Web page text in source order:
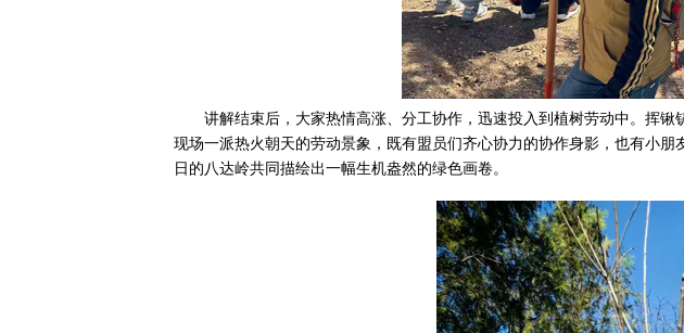
讲解结束后，大家热情高涨、分工协作，迅速投入到植树劳动中。挥
现场一派热火朝天的劳动景象，既有盟员们齐心协力的协作身影，也有小
日的八达岭共同描绘出一幅生机盎然的绿色画卷。